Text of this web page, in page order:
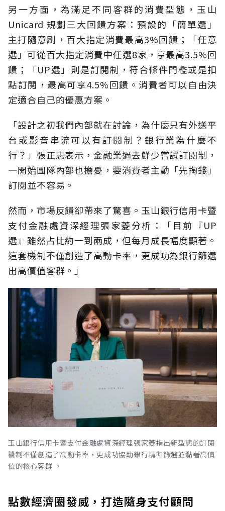
另一方面，為滿足不同客群的消費型態，玉山
Unicard 規劃三大回饋方案：預設的「簡單選」
主打隨意刷，百大指定消費最高3%回饋；「任意
選」可從百大指定消費中任選8家，享最高3.5%回
饋；「UP選」則是訂閱制，符合條件門檻或是扣
點訂閱，最高可享4.5%回饋。消費者可以自由決
定適合自己的優惠方案。
「設計之初我們內部就在討論，為什麼只有外送平
台或影音串流可以有訂閱制？銀行業為什麼不
行？」張正志表示，金融業過去鮮少嘗試訂閱制，
一開始團隊內部也擔憂，要消費者主動「先掏錢」
訂閱並不容易。
然而，市場反饋卻帶來了驚喜。玉山銀行信用卡暨
支付金融處資深經理張家菱分析：「目前『UP
選』雖然占比約一到兩成，但每月成長幅度顯著。
這套機制不僅創造了高動卡率，更成功為銀行篩選
出高價值客群。」
玉山銀行信用卡暨支付金融處資深經理張家菱指出新型態的訂閱
機制不僅創造了高動卡率，更成功協助銀行精準篩選並黏著高價
值的核心客群 。
點數經濟圈發威，打造隨身支付顧問